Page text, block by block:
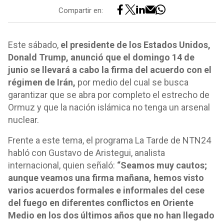
Compartir en:
Este sábado, el presidente de los Estados Unidos,
Donald Trump, anunció que el domingo 14 de
junio se llevará a cabo la firma del acuerdo con el
régimen de Irán, por medio del cual se busca
garantizar que se abra por completo el estrecho de
Ormuz y que la nación islámica no tenga un arsenal
nuclear.
Frente a este tema, el programa La Tarde de NTN24
habló con Gustavo de Aristegui, analista
internacional, quien señaló: “Seamos muy cautos;
aunque veamos una firma mañana, hemos visto
varios acuerdos formales e informales del cese
del fuego en diferentes conflictos en Oriente
Medio en los dos últimos años que no han llegado